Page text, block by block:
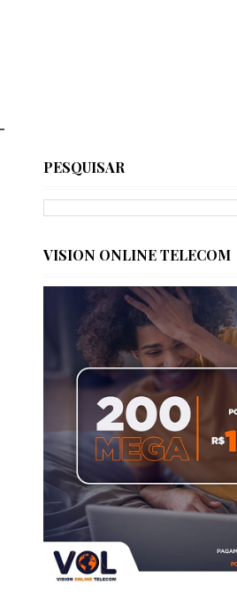
PESQUISAR
VISION ONLINE TELECOM